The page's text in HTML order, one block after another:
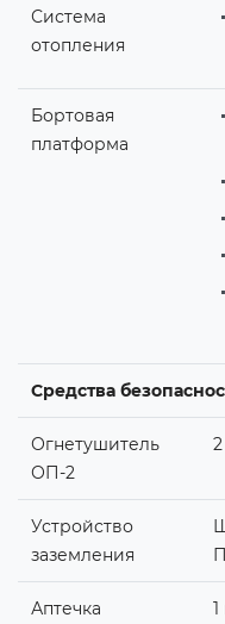
Система
отопления
Бортовая
платформа
Средства
Огнетушитель
ОП-2
Устройство
заземления
Аптечка